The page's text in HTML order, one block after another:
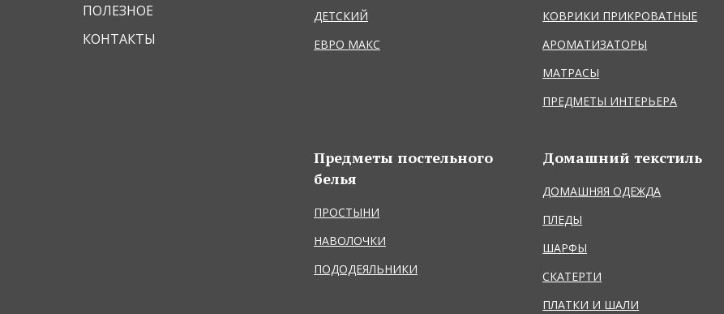
ПОЛЕЗНОЕ
КОНТАКТЫ
ДЕТСКИЙ
ЕВРО МАКС
КОВРИКИ ПРИКРОВАТНЫЕ
АРОМАТИЗАТОРЫ
МАТРАСЫ
ПРЕДМЕТЫ ИНТЕРЬЕРА
Предметы постельного
белья
ПРОСТЫНИ
НАВОЛОЧКИ
ПОДОДЕЯЛЬНИКИ
Домашний текстиль
ДОМАШНЯЯ ОДЕЖДА
ПЛЕДЫ
ШАРФЫ
СКАТЕРТИ
ПЛАТКИ И ШАЛИ